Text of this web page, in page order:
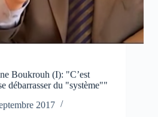
Boukrouh (I): "C’est
débarrasser du "système""
2017